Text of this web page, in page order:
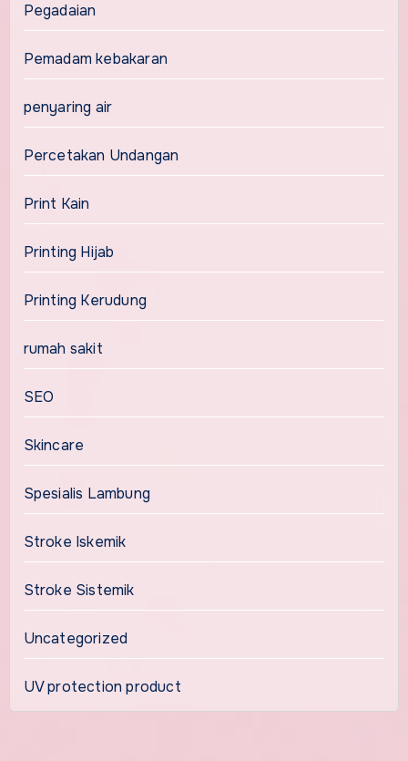
Pegadaian
Pemadam kebakaran
penyaring air
Percetakan Undangan
Print Kain
Printing Hijab
Printing Kerudung
rumah sakit
SEO
Skincare
Spesialis Lambung
Stroke Iskemik
Stroke Sistemik
Uncategorized
UV protection product